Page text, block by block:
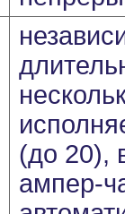
(до 20),
ампер-